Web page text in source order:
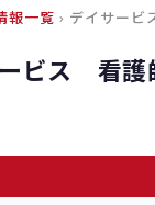
報一覧 › デイサービ
ビス 看護